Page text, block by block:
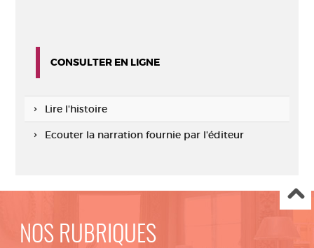
CONSULTER EN LIGNE
Lire l'histoire
Ecouter la narration fournie par l'éditeur
NOS RUBRIQUES